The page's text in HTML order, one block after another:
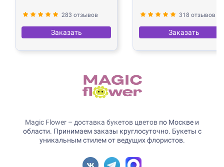
283 отзывов
Заказать
318 отзывов
Заказать
Magic Flower – доставка букетов цветов по Москве и
области. Принимаем заказы круглосуточно. Букеты с
уникальным стилем от ведущих флористов.